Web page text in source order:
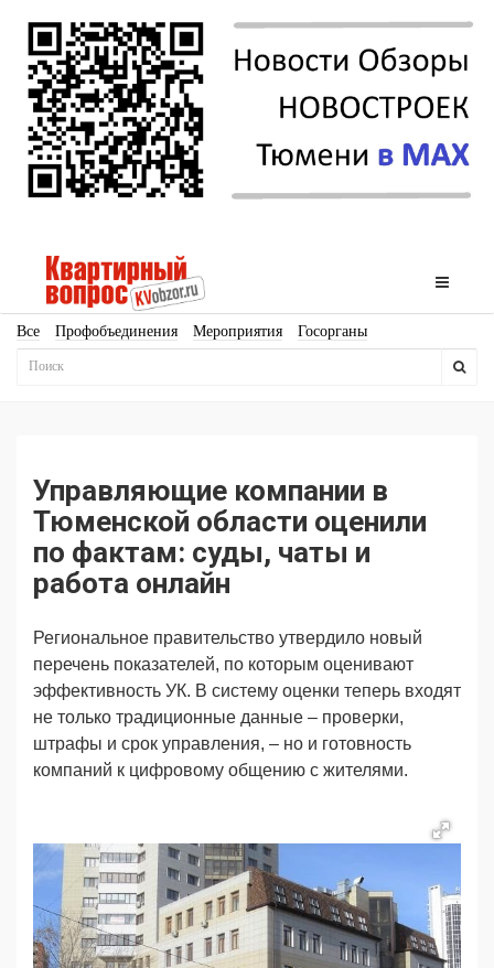
Все Профобъединения Мероприятия Госорганы
Новостройки
Продвижение Поздравляем
Ещё
Управляющие компании в
Тюменской области оценили
по фактам: суды, чаты и
работа онлайн
Региональное правительство утвердило новый
перечень показателей, по которым оценивают
эффективность УК. В систему оценки теперь входят
не только традиционные данные – проверки,
штрафы и срок управления, – но и готовность
компаний к цифровому общению с жителями.